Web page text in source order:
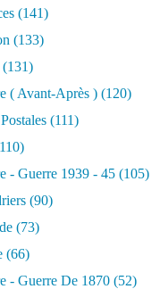
(141)
(133)
(131)
( Avant-Après ) (120)
(111)
- Guerre 1939 - 45 (105)
(90)
(73)
(66)
- Guerre De 1870 (52)